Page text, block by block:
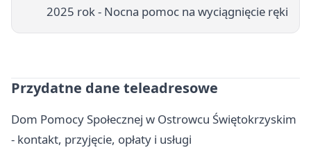
2025 rok - Nocna pomoc na wyciągnięcie ręki
Przydatne dane teleadresowe
Dom Pomocy Społecznej w Ostrowcu Świętokrzyskim
- kontakt, przyjęcie, opłaty i usługi